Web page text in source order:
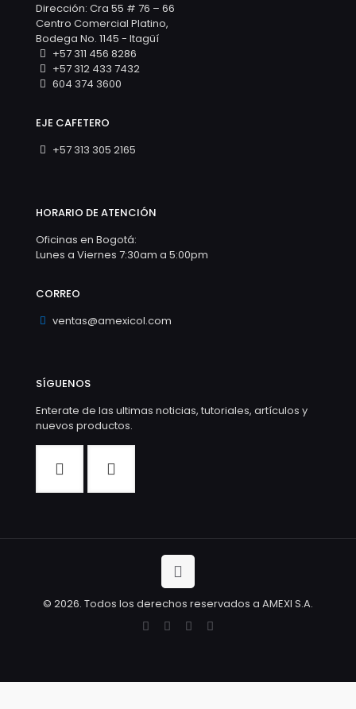
Dirección: Cra 55 # 76 – 66
Centro Comercial Platino,
Bodega No. 1145 - Itagüí
+57 311 456 8286
+57 312 433 7432
604 374 3600
EJE CAFETERO
+57 313 305 2165
HORARIO DE ATENCIÓN
Oficinas en Bogotá:
Lunes a Viernes 7:30am a 5:00pm
CORREO
ventas@amexicol.com
SÍGUENOS
Enterate de las ultimas noticias, tutoriales, artículos y
nuevos productos.
© 2026. Todos los derechos reservados a AMEXI S.A.